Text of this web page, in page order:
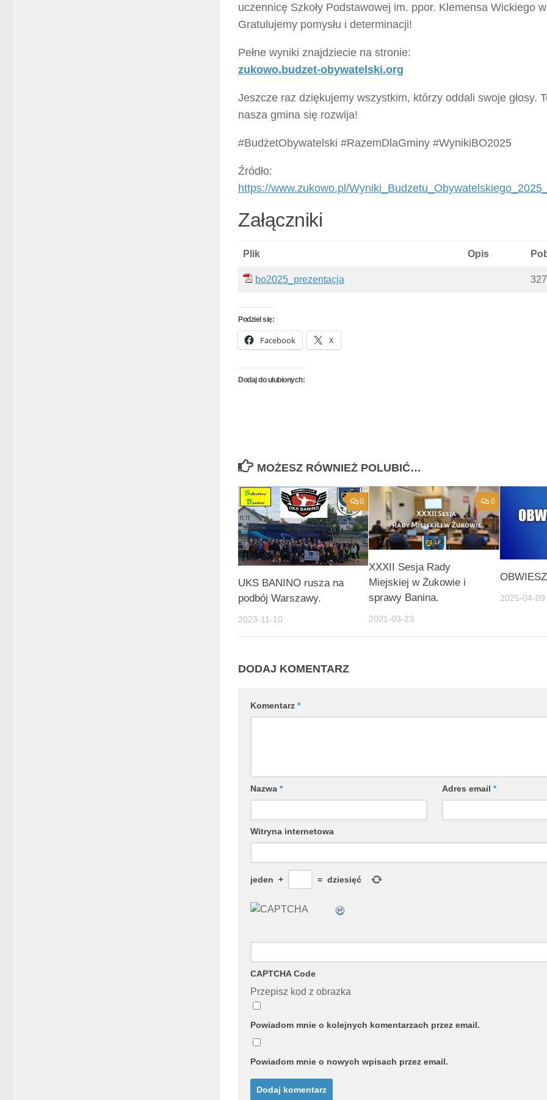
uczennicę Szkoły Podstawowej im. ppor. Klemensa Wickiego
Gratulujemy pomysłu i determinacji!
Pełne wyniki znajdziecie na stronie:
zukowo.budzet-obywatelski.org
Jeszcze raz dziękujemy wszystkim, którzy oddali swoje głosy.
nasza gmina się rozwija!
#BudżetObywatelski #RazemDlaGminy #WynikiBO2025
Źródło:
https://www.zukowo.pl/
Załączniki
Plik Opis
bo2025_prezentacja 327
Podziel się:
Facebook X
Dodaj do ulubionych:
MOŻESZ RÓWNIEŻ POLUBIĆ…
0
UKS BANINO rusza na
podbój Warszawy.
2023-11-10
0
XXXII Sesja Rady
Miejskiej w Żukowie i
sprawy Banina.
2021-03-23
2025-04-09
DODAJ KOMENTARZ
Komentarz *
Nazwa * Adres email*
Witryna internetowa
jeden + = dziesięć
CAPTCHA Code
Przepisz kod z obrazka
Powiadom mnie o kolejnych komentarzach przez email.
Powiadom mnie o nowych wpisach przez email.